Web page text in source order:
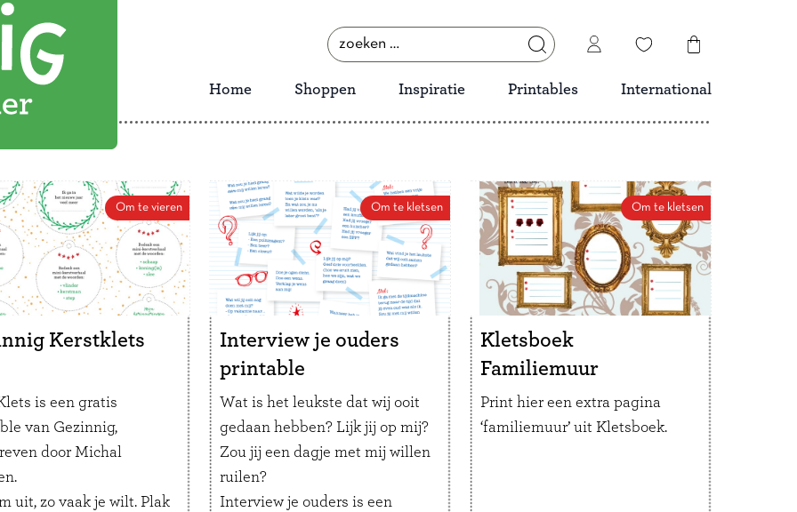
zoeken
naar:
Home Shoppen Inspiratie Printables International
Om te vieren
Kerstklets
is een gratis
van Gezinnig,
door Michal
uit, zo vaak je wilt. Plak
Om te kletsen
Interview je ouders
printable
Wat is het leukste dat wij ooit
gedaan hebben? Lijk jij op mij?
Zou jij een dagje met mij willen
ruilen?
Interview je ouders is een
Om te kletsen
Kletsboek
Familiemuur
Print hier een extra pagina
‘familiemuur’ uit Kletsboek.